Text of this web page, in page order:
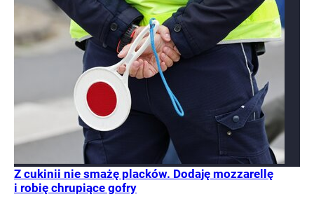
Z cukinii nie smażę placków. Dodaję mozzarellę
i robię chrupiące gofry